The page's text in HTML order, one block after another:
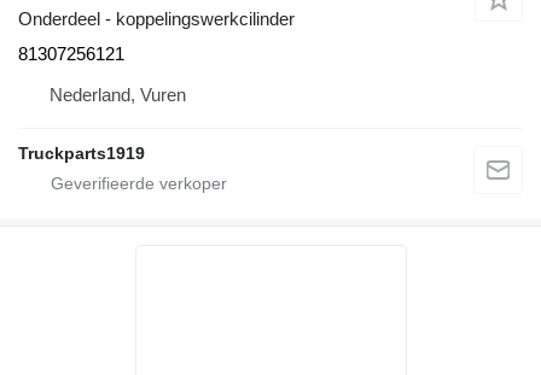
Onderdeel - koppelingswerkcilinder
81307256121
Nederland, Vuren
Truckparts1919